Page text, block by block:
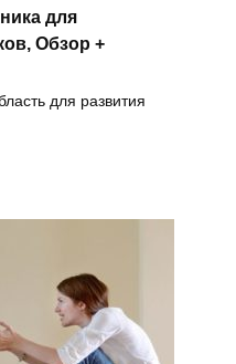
для
Обзор +
для развития